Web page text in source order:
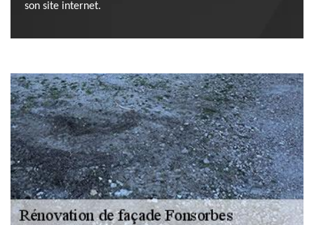
son site internet.